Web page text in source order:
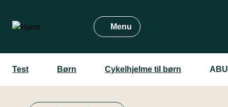
hovedindhold
Menu
Test Børn Cykelhjelme til børn